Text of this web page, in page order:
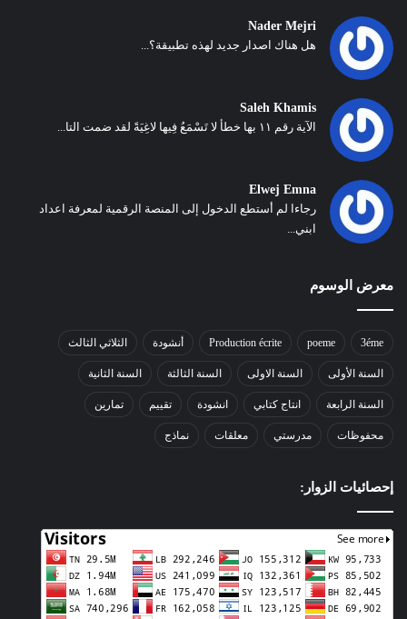
Nader Mejri
هل هناك اصدار جديد لهذه تطبيقة؟...
Saleh Khamis
الآية رقم ١١ بها خطأ لا تَسْمَعُ فِيها لاغِيَةً لقد ضمت التا...
Elwej Emna
رجاءا لم أستطع الدخول إلى المنصة الرقمية لمعرفة اعداد
ابني...
معرض الوسوم
3éme
poeme
Production écrite أنشودة الثلاثي الثالث
السنة الأولى السنة الاولى السنة الثالثة السنة الثانية
السنة الرابعة انتاج كتابي انشودة تقييم تمارين
محفوظات مدرستي معلقات نماذج
إحصائيات الزوار: